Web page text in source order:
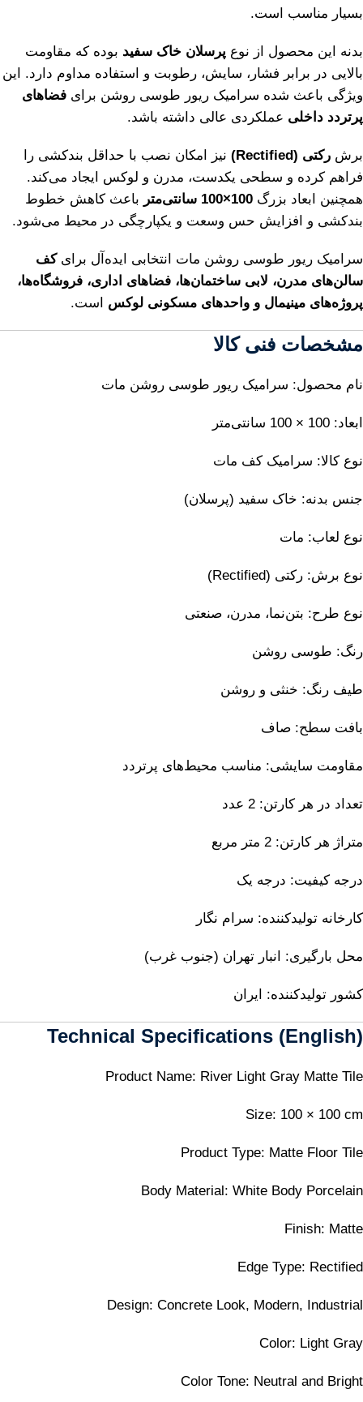
بسیار مناسب است.
بدنه این محصول از نوع پرسلان خاک سفید بوده که مقاومت
بالایی در برابر فشار، سایش، رطوبت و استفاده مداوم دارد. این
ویژگی باعث شده سرامیک ریور طوسی روشن برای فضاهای
پرتردد داخلی عملکردی عالی داشته باشد.
برش رکتی (Rectified)
نیز امکان نصب با حداقل بندکشی را
فراهم کرده و سطحی یکدست، مدرن و لوکس ایجاد می‌کند.
همچنین ابعاد بزرگ 100×100 سانتی‌متر
باعث کاهش خطوط
بندکشی و افزایش حس وسعت و یکپارچگی در محیط می‌شود.
سرامیک ریور طوسی روشن مات انتخابی ایده‌آل برایکف
سالن‌های مدرن، لابی ساختمان‌ها، فضاهای اداری، فروشگاه‌ها،
پروژه‌های مینیمال و واحدهای مسکونی لوکس است.
مشخصات فنی کالا
نام محصول: سرامیک ریور طوسی روشن مات
ابعاد: 100 × 100 سانتی‌متر
نوع کالا: سرامیک کف مات
جنس بدنه: خاک سفید (پرسلان)
نوع لعاب: مات
نوع برش: رکتی (Rectified)
نوع طرح: بتن‌نما، مدرن، صنعتی
رنگ: طوسی روشن
طیف رنگ: خنثی و روشن
بافت سطح: صاف
مقاومت سایشی: مناسب محیط‌های پرتردد
تعداد در هر کارتن: 2 عدد
متراژ هر کارتن: 2 متر مربع
درجه کیفیت: درجه یک
کارخانه تولیدکننده: سرام نگار
محل بارگیری: انبار تهران (جنوب غرب)
کشور تولیدکننده: ایران
Technical Specifications (English)
Product Name: River Light Gray Matte Tile
Size: 100 × 100 cm
Product Type: Matte Floor Tile
Body Material: White Body Porcelain
Finish: Matte
Edge Type: Rectified
Design: Concrete Look, Modern, Industrial
Color: Light Gray
Color Tone: Neutral and Bright